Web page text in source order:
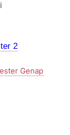
2
Genap